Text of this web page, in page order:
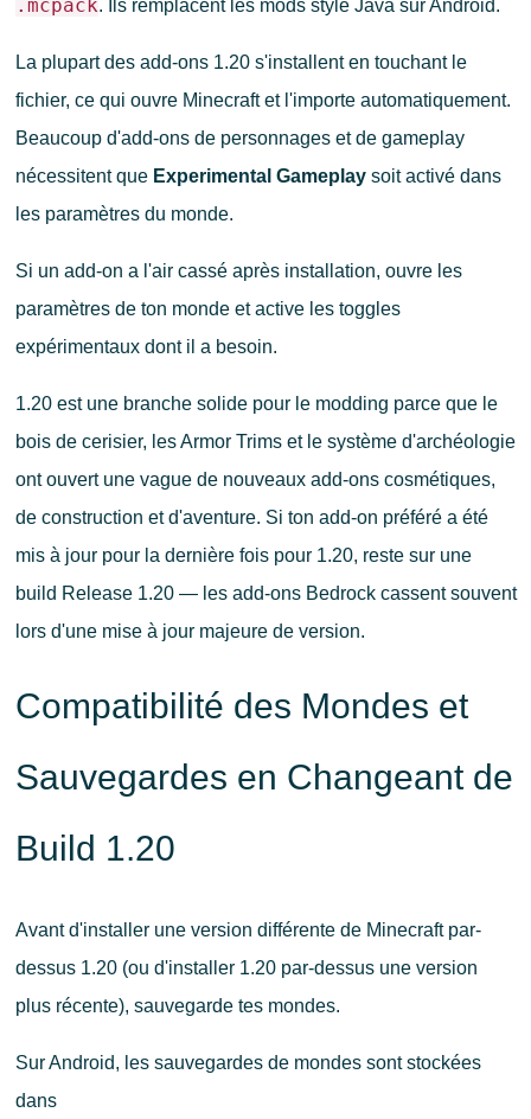
.mcpack. Ils remplacent les mods style Java sur Android.
La plupart des add-ons 1.20 s'installent en touchant le
fichier, ce qui ouvre Minecraft et l'importe automatiquement.
Beaucoup d'add-ons de personnages et de gameplay
nécessitent que Experimental Gameplaysoit activé dans
les paramètres du monde.
Si un add-on a l'air cassé après installation, ouvre les
paramètres de ton monde et active les toggles
expérimentaux dont il a besoin.
1.20 est une branche solide pour le modding parce que le
bois de cerisier, les Armor Trims et le système d'archéologie
ont ouvert une vague de nouveaux add-ons cosmétiques,
de construction et d'aventure. Si ton add-on préféré a été
mis à jour pour la dernière fois pour 1.20, reste sur une
build Release 1.20 — les add-ons Bedrock cassent souvent
lors d'une mise à jour majeure de version.
Compatibilité des Mondes et
Sauvegardes en Changeant de
Build 1.20
Avant d'installer une version différente de Minecraft par-
dessus 1.20 (ou d'installer 1.20 par-dessus une version
plus récente), sauvegarde tes mondes.
Sur Android, les sauvegardes de mondes sont stockées
dans